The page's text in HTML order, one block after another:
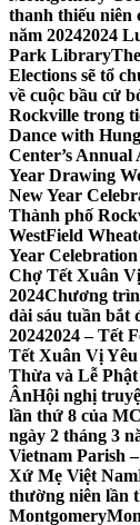
thanh thiếu niên
năm 20242024
Park Library
Elections sẽ tổ
về cuộc bầu cử
Rockville trong
Dance with
Center’s
Year Drawing
New Year
Thành phố
WestField
Year
Chợ Tết Xuân
2024Chương
dài sáu tuần bắt
20242024 – Tết
Tết Xuân Vị
Thừa và Lễ
ÂnHội nghị
lần thứ 8 của
ngày 2 tháng 3
Vietnam Parish
Xứ Mẹ Việt Nam
thường niên lần
Montgomery